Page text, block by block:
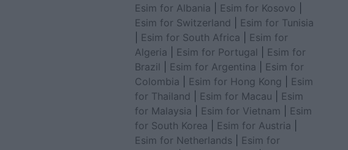
Esim for Albania
Esim for Kosovo
Esim for Switzerland
Esim for Tunisia
Esim for South Africa
Esim for
Algeria
Esim for Portugal
Esim for
Brazil
Esim for Argentina
Esim for
Colombia
Esim for Hong Kong
Esim
for Thailand
Esim for Macau
Esim
for Malaysia
Esim for Vietnam
Esim
for South Korea
Esim for Austria
Esim for Netherlands
Esim for